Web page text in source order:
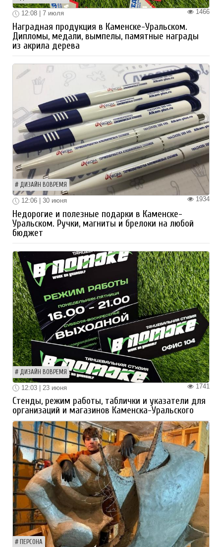
1466
12:08 | 7 июля
Наградная продукция в Каменске-Уральском.
Дипломы, медали, вымпелы, памятные награды
из акрила дерева
ДИЗАЙН ВОВРЕМЯ
1934
12:06 | 30 июня
Недорогие и полезные подарки в Каменске-
Уральском. Ручки, магниты и брелоки на любой
бюджет
ДИЗАЙН ВОВРЕМЯ
1741
12:03 | 23 июня
Стенды, режим работы, таблички и указатели для
организаций и магазинов Каменска-Уральского
ПЕРСОНА